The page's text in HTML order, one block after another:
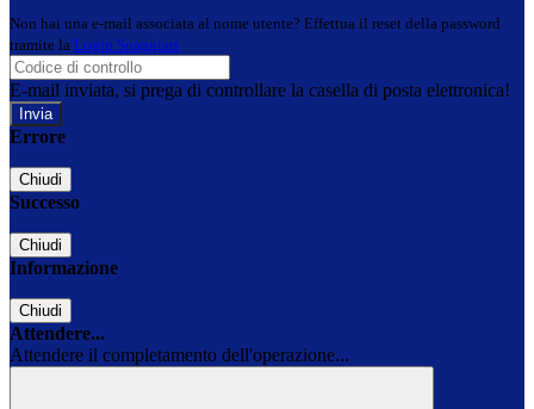
Non hai una e-mail associata al nome utente? Effettua il reset della password
tramite la Login Spaggiari
E-mail inviata, si prega di controllare la casella di posta elettronica!
Errore
Chiudi
Successo
Chiudi
Informazione
Chiudi
Attendere...
Attendere il completamento dell'operazione...